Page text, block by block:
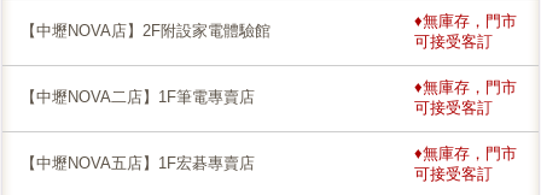
【中壢NOVA店】2F附設家電體驗館
♦無庫存，門市
可接受客訂
【中壢NOVA二店】1F筆電專賣店
♦無庫存，門市
可接受客訂
【中壢NOVA五店】1F宏碁專賣店
♦無庫存，門市
可接受客訂